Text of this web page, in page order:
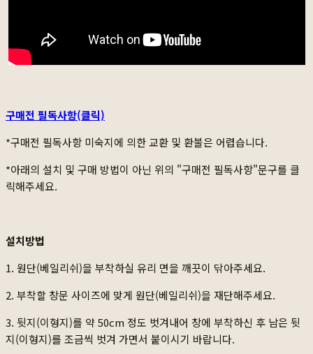
구매전 필독사항(클릭)
*구매전 필독사항 미숙지에 의한 교환 및 환불은 어렵습니다.
*아래의 설치 및 구매 방법이 아닌 위의 "구매전 필독사항"문구를 클
릭해주세요.
설치방법
1. 원단(베일리쉬)을 부착하실 유리 면을 깨끗이 닦아주세요.
2. 부착할 창문 사이즈에 맞게 원단(베일리쉬)을 재단해주세요.
3. 뒷지(이형지)를 약 50cm 정도 벗겨내어 창에 부착하신 후 남은 뒷
지(이형지)를 조금씩 벗겨 가면서 붙이시기 바랍니다.